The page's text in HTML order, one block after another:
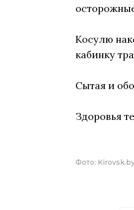
Косулю
кабинку
Сытая и
Здоровья
Фото: